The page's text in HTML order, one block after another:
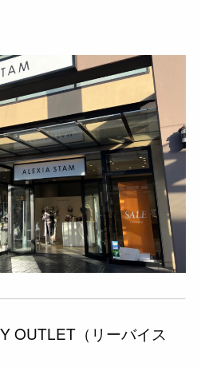
OUTLET（リーバイス